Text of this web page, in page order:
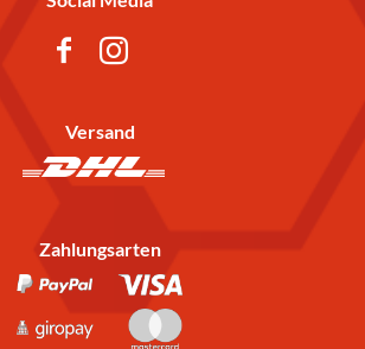
Versand
Zahlungsarten